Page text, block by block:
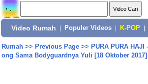
Video Rumah Populer Videos K-POP
Rumah>> Previous Page>> PURA PURA
ong Sama Bodyguardnya Yuli [18 Oktober 2017]